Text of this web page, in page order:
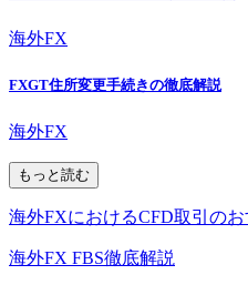
海外FX
FXGT住所変更手続きの徹底解説
海外FX
もっと読む
海外FXにおけるCFD取引のお
海外FX FBS徹底解説